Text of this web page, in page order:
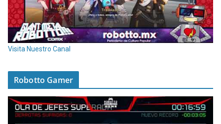
Visita Nuestro Canal
Robotto Gamer